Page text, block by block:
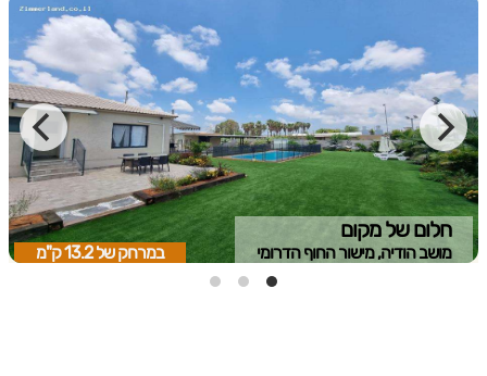
חלום של מקום
מושב הודיה, מישור החוף הדרומי במרחק של13.2 ק"מ